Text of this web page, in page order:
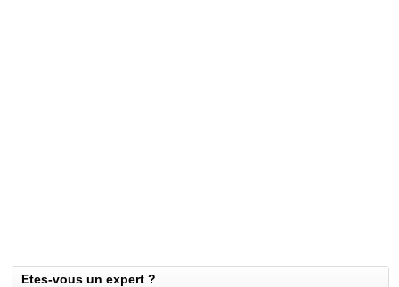
Etes-vous un expert ?